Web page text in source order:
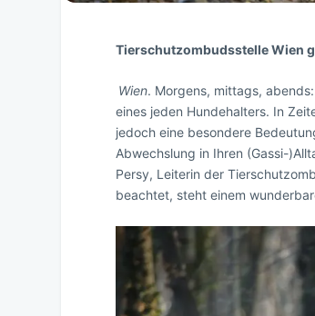
Tierschutzombudsstelle Wien
Wien. Morgens, mittags,
eines jeden Hundehalters. In
jedoch eine besondere
Abwechslung in Ihren (Gassi-
Persy, Leiterin der
beachtet, steht einem